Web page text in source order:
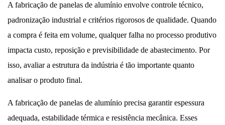
A fabricação de panelas de alumínio envolve controle técnico,
padronização industrial e critérios rigorosos de qualidade. Quando
a compra é feita em volume, qualquer falha no processo produtivo
impacta custo, reposição e previsibilidade de abastecimento. Por
isso, avaliar a estrutura da indústria é tão importante quanto
analisar o produto final.
A fabricação de panelas de alumínio precisa garantir espessura
adequada, estabilidade térmica e resistência mecânica. Esses